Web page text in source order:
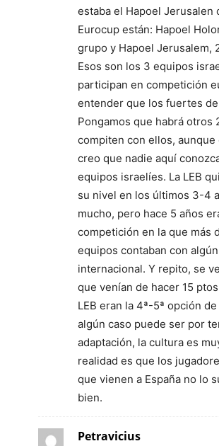
estaba el Hapoel Jerusalen
Eurocup están: Hapoel
grupo y Hapoel Jerusalem,
Esos son los 3 equipos
participan en competición
entender que los fuertes
Pongamos que habrá otros
compiten con ellos,
creo que nadie aquí
equipos israelíes. La LEB
su nivel en los últimos 3-4
mucho, pero hace 5 años
competición en la que más
equipos contaban con
internacional. Y repito, se
que venían de hacer 15
LEB eran la 4ª-5ª opción
algún caso puede ser por
adaptación, la cultura es
realidad es que los
que vienen a España no lo
bien.
Petravicius